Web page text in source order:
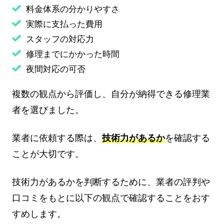
料金体系の分かりやすさ
実際に支払った費用
スタッフの対応力
修理までにかかった時間
夜間対応の可否
複数の観点から評価し、自分が納得できる修理業
者を選びました。
業者に依頼する際は、技術力があるかを確認する
ことが大切です。
技術力があるかを判断するために、業者の評判や
口コミをもとに以下の観点で確認することをおす
すめします。